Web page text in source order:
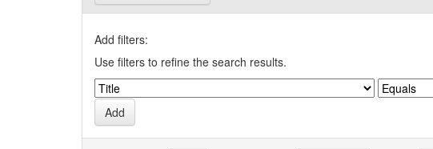
Add filters:
Use filters to refine the search results.